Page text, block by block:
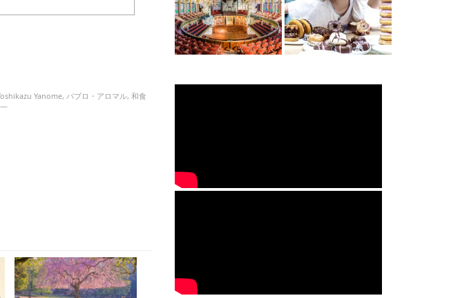
Yanome, パブロ・アロマル, 和食